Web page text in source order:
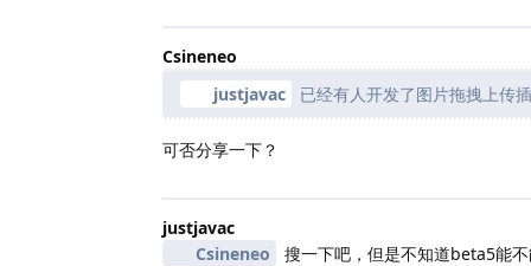
Csineneo
justjavac
已经有人开发了图片拖拽上传
可否分享一下？
justjavac
Csineneo
搜一下吧，但是不知道beta5能不